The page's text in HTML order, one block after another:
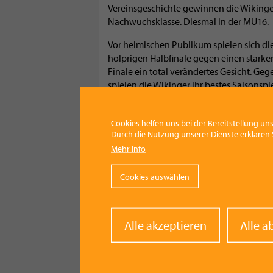
Vereinsgeschichte gewinnen die
Nachwuchsklasse. Diesmal in der MU16.
Vor heimischen Publikum spielen sich
holprigen Halbfinale gegen einen
Finale ein total verändertes Gesicht.
spielen die Wikinger ihr bestes
Wiener in den gesamten 40
83:65 Erfolg auf der Anzeigentafel und
Österreichische Meister in der MU16.
Wikinger Elvir Jakupovic zum
An beiden Tagen zeigten sich aber
LET'S GO VIKINGS!
Cookies helfen uns bei der Bereitstellung
Durch die Nutzung unserer Dienste
Mehr Info
Cookies auswählen
Alle akzeptieren Alle